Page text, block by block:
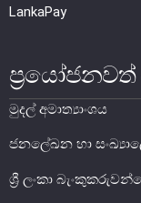
ගෙවීම් හා පියවීම්
පිරමීඩ යෝජනා
උපකරණ සහ
මූල්‍ය උපකරණ
මූල්‍ය පද්ධති
LankaPay
ප්‍රයෝජනවත්
මුදල් අමාත්‍යාංශය
ජනලේඛන හා
ශ්‍රී ලංකා